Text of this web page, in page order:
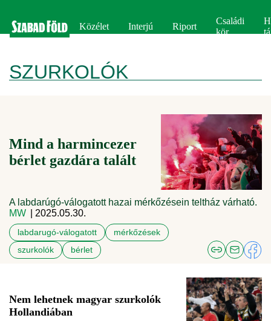
Közélet Interjú Riport
Családi
kör
SZURKOLÓK
Mind a harmincezer
bérlet gazdára talált
A labdarúgó-válogatott hazai mérkőzésein teltház várható.
MW
| 2025.05.30.
labdarugó-válogatott
mérkőzések
szurkolók
bérlet
Nem lehetnek magyar szurkolók
Hollandiában